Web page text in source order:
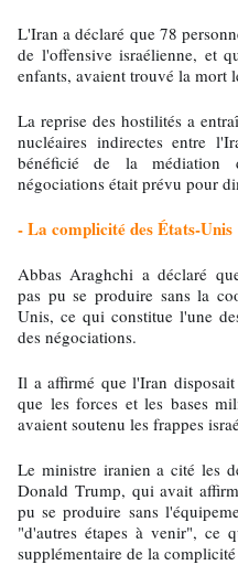
L'Iran a déclaré que 78
de l'offensive israélienne, et
enfants, avaient trouvé la mort
La reprise des hostilités a
nucléaires indirectes entre
bénéficié de la médiation
négociations était prévu pour
- La complicité des États-Unis
Abbas Araghchi a déclaré
pas pu se produire sans la
Unis, ce qui constitue l'une
des négociations.
Il a affirmé que l'Iran
que les forces et les bases
avaient soutenu les frappes
Le ministre iranien a cité les
Donald Trump, qui avait
pu se produire sans
"d'autres étapes à venir", ce
supplémentaire de la